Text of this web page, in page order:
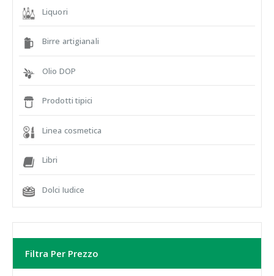
Liquori
Birre artigianali
Olio DOP
Prodotti tipici
Linea cosmetica
Libri
Dolci Iudice
Filtra Per Prezzo